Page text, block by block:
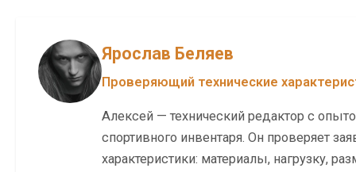
Ярослав Беляев
Проверяющий технические
Алексей — технический редактор с
спортивного инвентаря. Он проверяет
характеристики: материалы, нагрузку,